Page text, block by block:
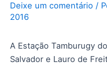
Deixe um comentário /
2016
A Estação Tamburugy
Salvador e Lauro de